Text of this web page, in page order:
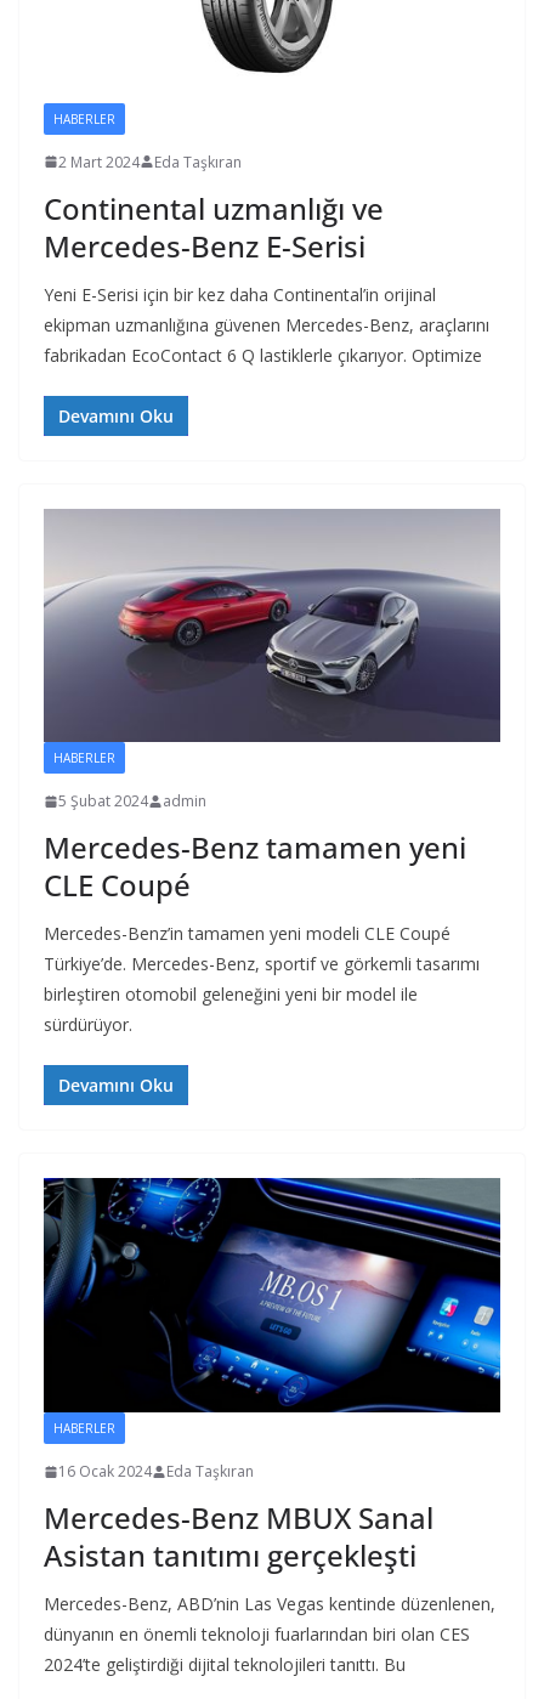
HABERLER
2 Mart 2024 Eda Taşkıran
Continental uzmanlığı ve
Mercedes-Benz E-Serisi
Yeni E-Serisi için bir kez daha Continental’in orijinal
ekipman uzmanlığına güvenen Mercedes-Benz, araçlarını
fabrikadan EcoContact 6 Q lastiklerle çıkarıyor. Optimize
Devamını Oku
HABERLER
5 Şubat 2024 admin
Mercedes-Benz tamamen yeni
CLE Coupé
Mercedes-Benz’in tamamen yeni modeli CLE Coupé
Türkiye’de. Mercedes-Benz, sportif ve görkemli tasarımı
birleştiren otomobil geleneğini yeni bir model ile
sürdürüyor.
Devamını Oku
HABERLER
16 Ocak 2024 Eda Taşkıran
Mercedes-Benz MBUX Sanal
Asistan tanıtımı gerçekleşti
Mercedes-Benz, ABD’nin Las Vegas kentinde düzenlenen,
dünyanın en önemli teknoloji fuarlarından biri olan CES
2024’te geliştirdiği dijital teknolojileri tanıttı. Bu